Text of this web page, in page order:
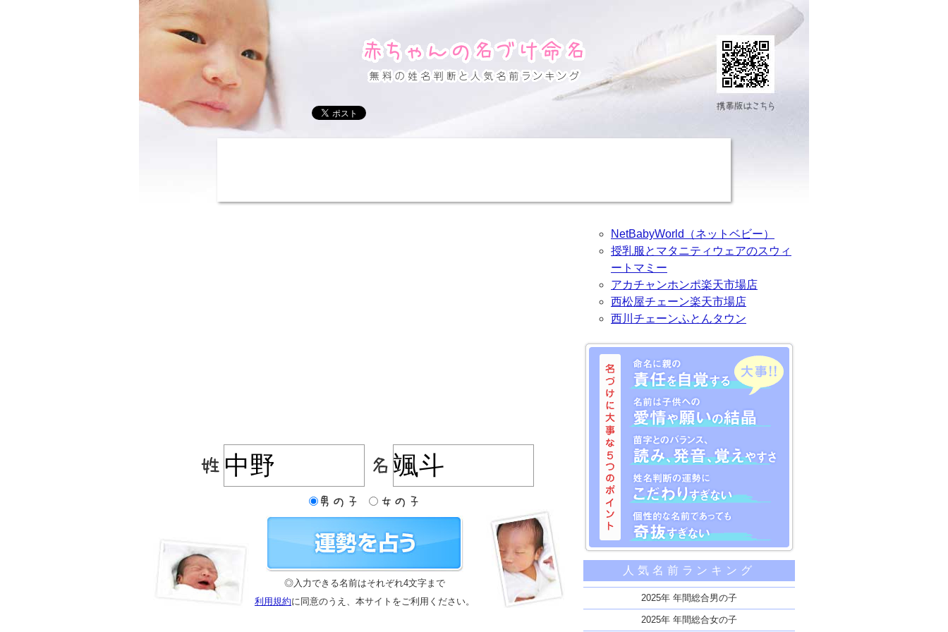
◎入力できる名前はそれぞれ4文字まで
利用規約に同意のうえ、本サイトをご利用ください。
NetBabyWorld（ネットベビー）
授乳服とマタニティウェアのスウィ
ートマミー
アカチャンホンポ楽天市場店
西松屋チェーン楽天市場店
西川チェーンふとんタウン
名づけに大事な5つのポイント
命名に親の責任を自覚する
名前は子供への愛情や願いの結晶
苗字とのバランス、読み、発音、覚えやすさ
姓名判断の運勢にこだわりすぎない
人気名前ランキング
2025年 年間総合男の子
2025年 年間総合女の子